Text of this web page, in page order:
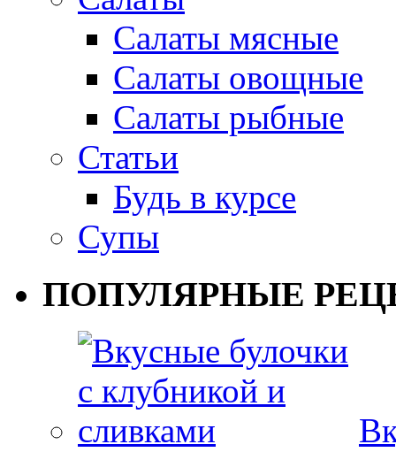
Салаты мясные
Салаты овощные
Салаты рыбные
Статьи
Будь в курсе
Супы
ПОПУЛЯРНЫЕ